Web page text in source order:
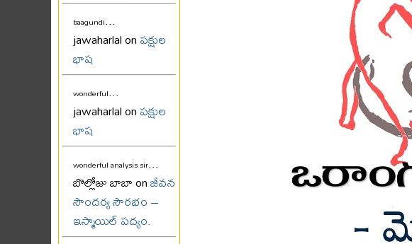
baagundi...
jawaharlal onపక్షుల
భాష
wonderful...
jawaharlal onపక్షుల
భాష
wonderful analysis sir...
బొల్లోజు బాబా onజీవన
సౌందర్య సౌరభం –
ఇస్మాయిల్ పద్యం.